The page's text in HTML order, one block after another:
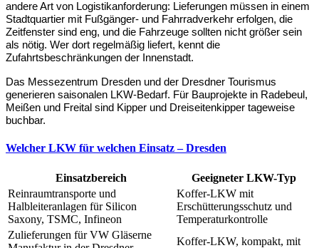
andere Art von Logistikanforderung: Lieferungen müssen in einem
Stadtquartier mit Fußgänger- und Fahrradverkehr erfolgen, die
Zeitfenster sind eng, und die Fahrzeuge sollten nicht größer sein
als nötig. Wer dort regelmäßig liefert, kennt die
Zufahrtsbeschränkungen der Innenstadt.
Das Messezentrum Dresden und der Dresdner Tourismus
generieren saisonalen LKW-Bedarf. Für Bauprojekte in Radebeul,
Meißen und Freital sind Kipper und Dreiseitenkipper tageweise
buchbar.
Welcher LKW für welchen Einsatz – Dresden
Einsatzbereich
Geeigneter LKW-Typ
Reinraumtransporte und
Halbleiteranlagen für Silicon
Saxony, TSMC, Infineon
Koffer-LKW mit
Erschütterungsschutz und
Temperaturkontrolle
Zulieferungen für VW Gläserne
Koffer-LKW, kompakt, mit